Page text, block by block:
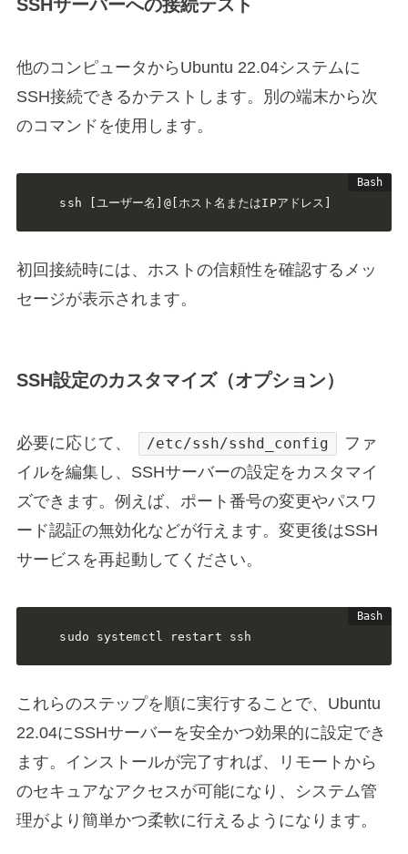
SSHサーバーへの接続テスト
他のコンピュータからUbuntu 22.04システムに
SSH接続できるかテストします。別の端末から次
のコマンドを使用します。
ssh [ユーザー名]@[ホスト名またはIPアドレス]
初回接続時には、ホストの信頼性を確認するメッ
セージが表示されます。
SSH設定のカスタマイズ（オプション）
必要に応じて、 /etc/ssh/sshd_config
ファ
イルを編集し、SSHサーバーの設定をカスタマイ
ズできます。例えば、ポート番号の変更やパスワ
ード認証の無効化などが行えます。変更後はSSH
サービスを再起動してください。
sudo systemctl restart ssh
これらのステップを順に実行することで、Ubuntu
22.04にSSHサーバーを安全かつ効果的に設定でき
ます。インストールが完了すれば、リモートから
のセキュアなアクセスが可能になり、システム管
理がより簡単かつ柔軟に行えるようになります。